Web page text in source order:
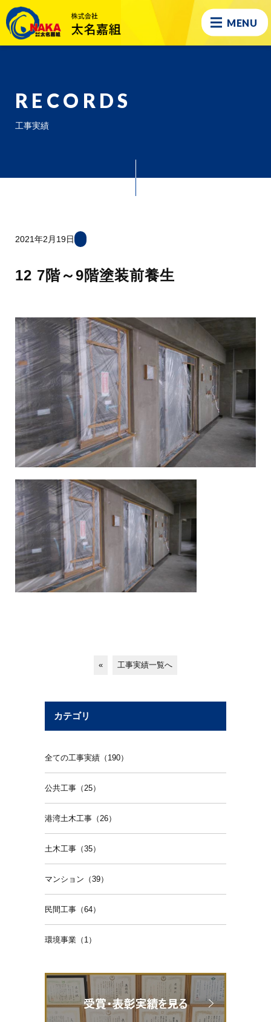
MENU
RECORDS
工事実績
2021年2月19日
12 7階～9階塗装前養生
« 工事実績一覧へ
カテゴリ
全ての工事実績（190）
公共工事（25）
港湾土木工事（26）
土木工事（35）
マンション（39）
民間工事（64）
環境事業（1）